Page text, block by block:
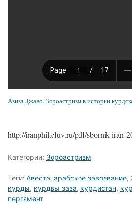
Азизз Джаво. Зороастризм в истории
http://iranphil.cfuv.ru/pdf/sbornik-iran-
Категории: Зороастризм
Теги: Авеста, арабское завоевание,
курды, курдвы заза, курдистан,
пергамент